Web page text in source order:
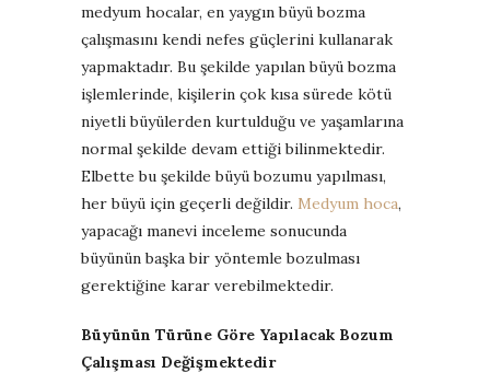
medyum hocalar, en yaygın büyü bozma
çalışmasını kendi nefes güçlerini kullanarak
yapmaktadır. Bu şekilde yapılan büyü bozma
işlemlerinde, kişilerin çok kısa sürede kötü
niyetli büyülerden kurtulduğu ve yaşamlarına
normal şekilde devam ettiği bilinmektedir.
Elbette bu şekilde büyü bozumu yapılması,
her büyü için geçerli değildir. Medyum hoca,
yapacağı manevi inceleme sonucunda
büyünün başka bir yöntemle bozulması
gerektiğine karar verebilmektedir.
Büyünün Türüne Göre Yapılacak Bozum
Çalışması Değişmektedir